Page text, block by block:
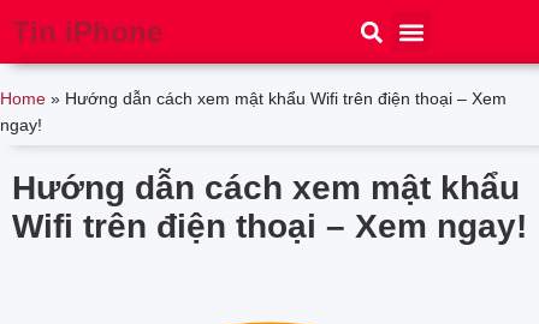
Tin iPhone
Home » Hướng dẫn cách xem mật khẩu Wifi trên điện thoại – Xem
ngay!
Hướng dẫn cách xem mật khẩu
Wifi trên điện thoại – Xem ngay!